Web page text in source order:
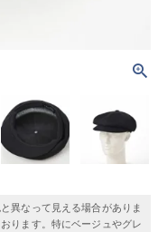
異なって見える場合がありま
ります。特にベージュやグレ